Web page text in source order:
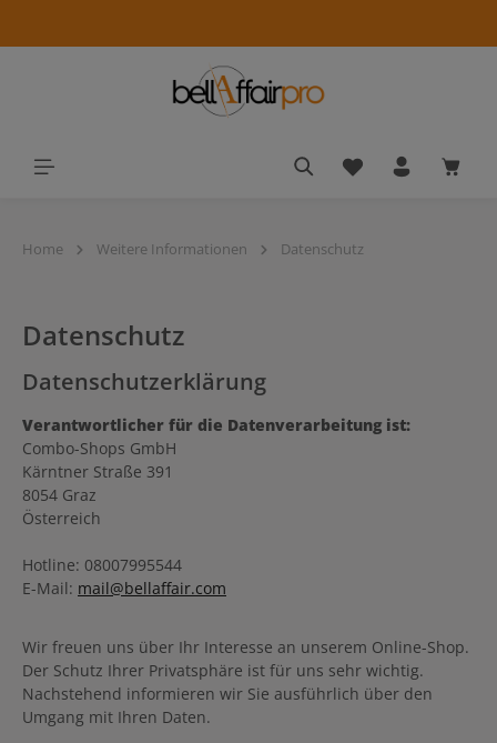
Du hast 0
Home Weitere Informationen Datenschutz
Datenschutz
Datenschutzerklärung
Verantwortlicher für die Datenverarbeitung ist:
Combo-Shops GmbH
Kärntner Straße 391
8054 Graz
Österreich
Hotline: 08007995544
E-Mail: mail@bellaffair.com
Wir freuen uns über Ihr Interesse an unserem Online-Shop.
Der Schutz Ihrer Privatsphäre ist für uns sehr wichtig.
Nachstehend informieren wir Sie ausführlich über den
Umgang mit Ihren Daten.